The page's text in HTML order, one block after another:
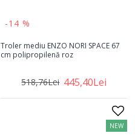
-14 %
Troler mediu ENZO NORI SPACE 67
cm polipropilenă roz
445,40Lei
518,76Lei
NEW